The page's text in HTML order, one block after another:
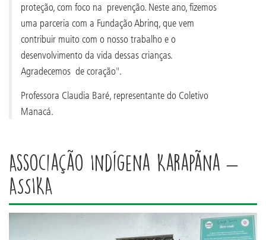
proteção, com foco na prevenção. Neste ano, fizemos
uma parceria com a Fundação Abrinq, que vem
contribuir muito com o nosso trabalho e o
desenvolvimento da vida dessas crianças.
Agradecemos de coração".
Professora Claudia Baré, representante do Coletivo
Manacá.
Associação Indígena Karapãna –
ASSIKA